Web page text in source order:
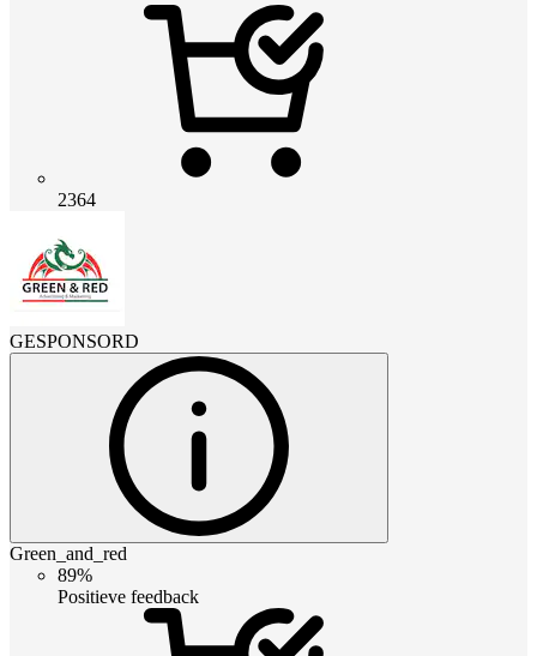
2364
GESPONSORD
Green_and_red
89%
Positieve feedback